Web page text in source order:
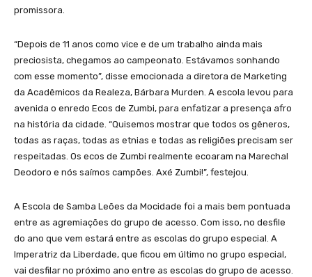
promissora.
“Depois de 11 anos como vice e de um trabalho ainda mais
preciosista, chegamos ao campeonato. Estávamos sonhando
com esse momento”, disse emocionada a diretora de Marketing
da Acadêmicos da Realeza, Bárbara Murden. A escola levou para
avenida o enredo Ecos de Zumbi, para enfatizar a presença afro
na história da cidade. “Quisemos mostrar que todos os gêneros,
todas as raças, todas as etnias e todas as religiões precisam ser
respeitadas. Os ecos de Zumbi realmente ecoaram na Marechal
Deodoro e nós saímos campões. Axé Zumbi!”, festejou.
A Escola de Samba Leões da Mocidade foi a mais bem pontuada
entre as agremiações do grupo de acesso. Com isso, no desfile
do ano que vem estará entre as escolas do grupo especial. A
Imperatriz da Liberdade, que ficou em último no grupo especial,
vai desfilar no próximo ano entre as escolas do grupo de acesso.